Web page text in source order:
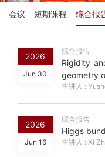
会议 短期课程 综合报
2026
Jun 30
综合报告
Rigidity
geometry
主讲人 :
2026
Jun 16
综合报告
Higgs
主讲人 : Xi